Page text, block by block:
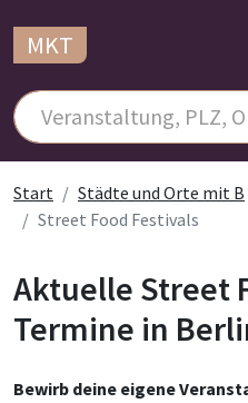
MKT
Start Städte und Orte mit B
Street Food Festivals
Aktuelle Street
Termine in
Bewirb deine eigene